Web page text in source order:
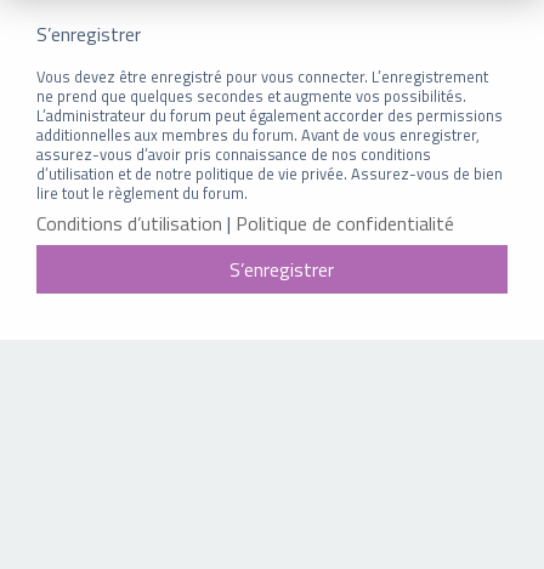
S’enregistrer
Vous devez être enregistré pour vous connecter. L’enregistrement
ne prend que quelques secondes et augmente vos possibilités.
L’administrateur du forum peut également accorder des permissions
additionnelles aux membres du forum. Avant de vous enregistrer,
assurez-vous d’avoir pris connaissance de nos conditions
d’utilisation et de notre politique de vie privée. Assurez-vous de bien
lire tout le règlement du forum.
Conditions d’utilisation | Politique de confidentialité
S’enregistrer